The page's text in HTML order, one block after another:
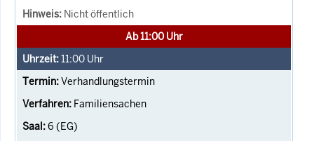
Nicht öffentlich
Ab 11:00 Uhr
11:00 Uhr
Verhandlungstermin
Familiensachen
6 (EG)